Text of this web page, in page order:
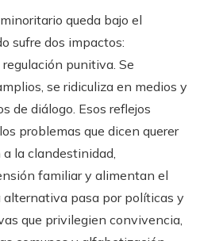
queda bajo el
sufre dos impactos:
punitiva. Se
se ridiculiza en medios y
de diálogo. Esos reflejos
problemas que dicen querer
la clandestinidad,
familiar y alimentan el
pasa por políticas y
que privilegien convivencia,